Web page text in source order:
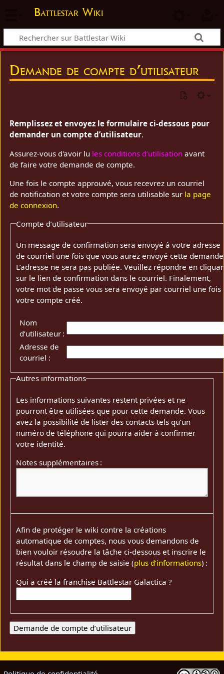
Battlestar Wiki
Demande de compte d’utilisateur
Remplissez et envoyez le formulaire ci-dessous pour
demander un compte d’utilisateur.
Assurez-vous d'avoir lu les conditions d’utilisation avant
de faire votre demande de compte.
Une fois le compte approuvé, vous recevrez un courriel
de notification et votre compte sera utilisable sur la page
de connexion.
Compte d’utilisateur
Un message de confirmation sera envoyé à votre adresse
de courriel une fois que vous aurez envoyé cette
L’adresse ne sera pas publiée. Veuillez répondre en
sur le lien de confirmation dans le courriel. Finalement,
votre mot de passe vous sera envoyé par courriel une fois
votre compte créé.
Nom
d’utilisateur :
Adresse de
courriel :
Autres informations
Les informations suivantes restent privées et ne
pourront être utilisées que pour cette demande. Vous
avez la possibilité de lister des contacts tels qu’un
numéro de téléphone qui pourra aider à confirmer
votre identité.
Notes supplémentaires :
Afin de protéger le wiki contre la créations
automatique de comptes, nous vous demandons de
bien vouloir résoudre la tâche ci-dessous et inscrire le
résultat dans le champ de saisie (plus d’informations) :
Qui a créé la franchise Battlestar Galactica ?